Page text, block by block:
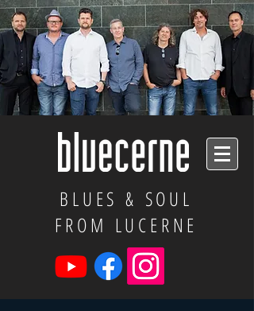
BLUES & SOUL
FROM LUCERNE